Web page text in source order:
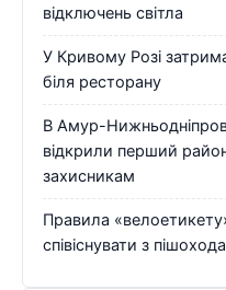
відключень світла
У Кривому Розі
біля ресторану
В Амур-
відкрили перший
захисникам
Правила
співіснувати з